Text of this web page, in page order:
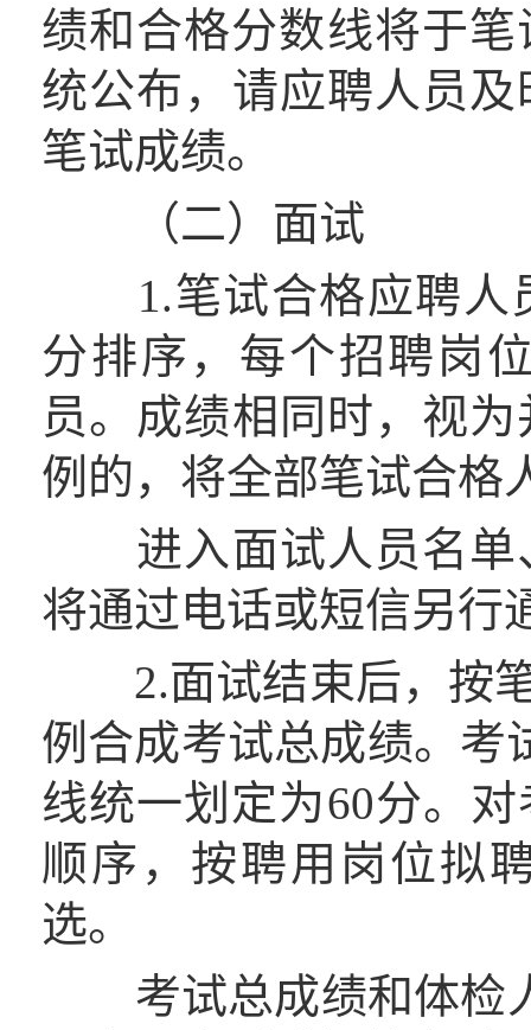
绩和合格分数线将于
统公布，请应聘人员
笔试成绩。
（二）面试
1.笔试合格应聘人
分排序，每个招聘岗
员。成绩相同时，视
例的，将全部笔试合格
进入面试人员名单
将通过电话或短信另行
2.面试结束后，按笔
例合成考试总成绩。考
线统一划定为60分。
顺序，按聘用岗位拟
选。
考试总成绩和体检